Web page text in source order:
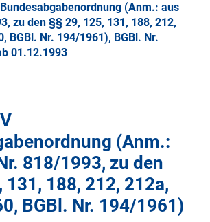
(Anm.: aus
zu den §§ 29, 125, 131, 188, 212,
BGBl. Nr. 194/1961), BGBl. Nr.
01.12.1993
(Anm.:
818/1993, zu den
131, 188, 212, 212a,
BGBl. Nr. 194/1961)